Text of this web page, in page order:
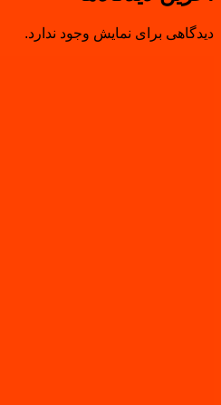
دیدگاهی برای نمایش وجود ندارد.